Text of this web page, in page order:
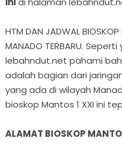
HTM DAN JADWAL BIOSKOP
MANADO TERBARU.
lebahndut.net pahami
adalah bagian dari
yang ada di wilayah
bioskop Mantos 1 XXI ini
ALAMAT BIOSKOP